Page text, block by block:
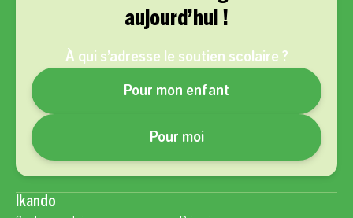
aujourd’hui !
À qui s’adresse le soutien scolaire ?
Pour mon enfant
Pour moi
Ikando